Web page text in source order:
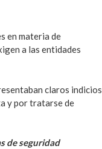
en materia de
a las entidades
claros indicios
y por tratarse de
de seguridad